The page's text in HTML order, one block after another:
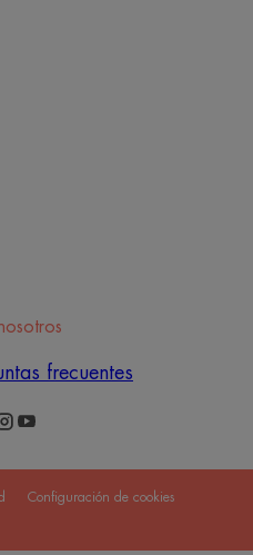
frecuentes
Configuración de cookies